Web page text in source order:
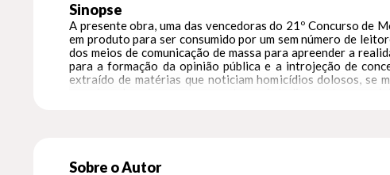
Sinopse
A presente obra, uma das vencedoras do 21º Concurso
em produto para ser consumido por um sem número de
dos meios de comunicação de massa para apreender a
para a formação da opinião pública e a introjeção de
extraído de matérias que noticiam homicídios dolosos, se
Sobre o Autor